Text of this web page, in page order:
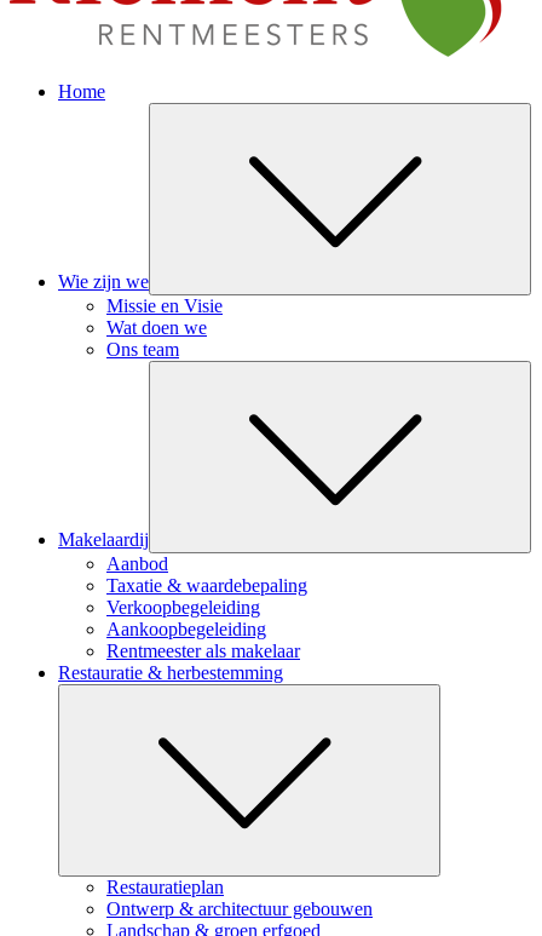
Home
Wie zijn we
Missie en Visie
Wat doen we
Ons team
Makelaardij
Aanbod
Taxatie & waardebepaling
Verkoopbegeleiding
Aankoopbegeleiding
Rentmeester als makelaar
Restauratie & herbestemming
Restauratieplan
Ontwerp & architectuur gebouwen
Landschap & groen erfgoed